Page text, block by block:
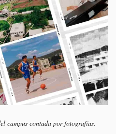
campus contada por fotografías.